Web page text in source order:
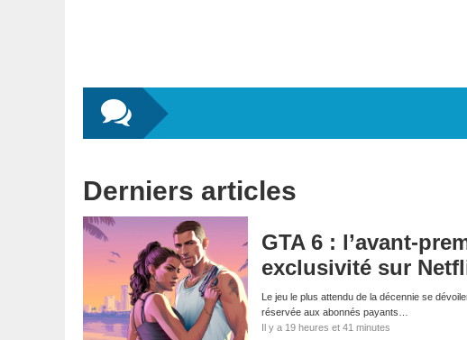
Derniers articles
GTA 6 : l’avant-
exclusivité sur
Le jeu le plus attendu de la décennie se
réservée aux abonnés payants…
Il y a 19 heures et 41 minutes